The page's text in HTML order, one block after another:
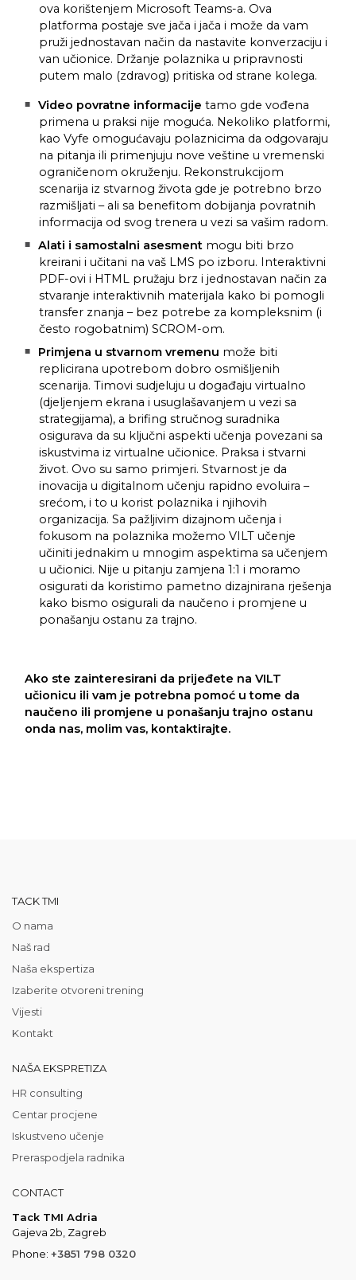
ova korištenjem Microsoft Teams-a. Ova
platforma postaje sve jača i jača i može da vam
pruži jednostavan način da nastavite konverzaciju i
van učionice. Držanje polaznika u pripravnosti
putem malo (zdravog) pritiska od strane kolega.
Video povratne informacije tamo gde vođena
primena u praksi nije moguća. Nekoliko platformi,
kao Vyfe omogućavaju polaznicima da odgovaraju
na pitanja ili primenjuju nove veštine u vremenski
ograničenom okruženju. Rekonstrukcijom
scenarija iz stvarnog života gde je potrebno brzo
razmišljati – ali sa benefitom dobijanja povratnih
informacija od svog trenera u vezi sa vašim radom.
Alati i samostalni asesment mogu biti brzo
kreirani i učitani na vaš LMS po izboru. Interaktivni
PDF-ovi i HTML pružaju brz i jednostavan način za
stvaranje interaktivnih materijala kako bi pomogli
transfer znanja – bez potrebe za kompleksnim (i
često rogobatnim) SCROM-om.
Primjena u stvarnom vremenu može biti
replicirana upotrebom dobro osmišljenih
scenarija. Timovi sudjeluju u događaju virtualno
(djeljenjem ekrana i usuglašavanjem u vezi sa
strategijama), a brifing stručnog suradnika
osigurava da su ključni aspekti učenja povezani sa
iskustvima iz virtualne učionice. Praksa i stvarni
život. Ovo su samo primjeri. Stvarnost je da
inovacija u digitalnom učenju rapidno evoluira –
srećom, i to u korist polaznika i njihovih
organizacija. Sa pažljivim dizajnom učenja i
fokusom na polaznika možemo VILT učenje
učiniti jednakim u mnogim aspektima sa učenjem
u učionici. Nije u pitanju zamjena 1:1 i moramo
osigurati da koristimo pametno dizajnirana rješenja
kako bismo osigurali da naučeno i promjene u
ponašanju ostanu za trajno.
Ako ste zainteresirani da prijeđete na VILT
učionicu ili vam je potrebna pomoć u tome da
naučeno ili promjene u ponašanju trajno ostanu
onda nas, molim vas, kontaktirajte.
TACK TMI
O nama
Naš rad
Naša ekspertiza
Izaberite otvoreni trening
Vijesti
Kontakt
NAŠA EKSPRETIZA
HR consulting
Centar procjene
Iskustveno učenje
Preraspodjela radnika
CONTACT
Tack TMI Adria
Gajeva 2b, Zagreb
Phone: +3851 798 0320